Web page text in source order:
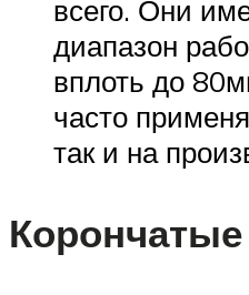
всего. Они
диапазон
вплоть до
часто
так и на